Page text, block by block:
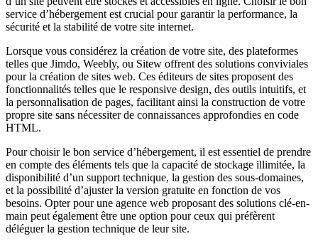
service d’hébergement est crucial pour garantir la performance, la
sécurité et la stabilité de votre site internet.
Lorsque vous considérez la création de votre site, des plateformes
telles que Jimdo, Weebly, ou Sitew offrent des solutions conviviales
pour la création de sites web. Ces éditeurs de sites proposent des
fonctionnalités telles que le responsive design, des outils intuitifs, et
la personnalisation de pages, facilitant ainsi la construction de votre
propre site sans nécessiter de connaissances approfondies en code
HTML.
Pour choisir le bon service d’hébergement, il est essentiel de prendre
en compte des éléments tels que la capacité de stockage illimitée, la
disponibilité d’un support technique, la gestion des sous-domaines,
et la possibilité d’ajuster la version gratuite en fonction de vos
besoins. Opter pour une agence web proposant des solutions clé-en-
main peut également être une option pour ceux qui préfèrent
déléguer la gestion technique de leur site.